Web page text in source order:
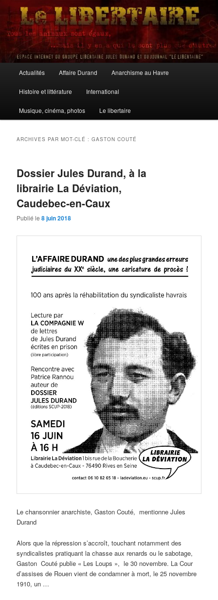
Aller
contenu
principal
Aller
contenu
secondaire
Le Libertaire
principal
Actualités Affaire Durand Anarchisme au Havre
Histoire et littérature International
Musique, cinéma, photos Le libertaire
ARCHIVES PAR MOT-CLÉ :GASTON COUTÉ
Dossier Jules Durand, à la
librairie La Déviation,
Caudebec-en-Caux
Publié le8 juin 2018
Le chansonnier anarchiste, Gaston Couté, mentionne Jules
Durand
Alors que la répression s’accroît, touchant notamment des
syndicalistes pratiquant la chasse aux renards ou le sabotage,
Gaston Couté publie « Les Loups », le 30 novembre. La Cour
d’assises de Rouen vient de condamner à mort, le 25 novembre
1910, un …